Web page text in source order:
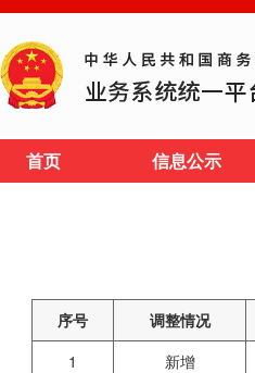
首页 信息公示
序号 调整情况
1
新增